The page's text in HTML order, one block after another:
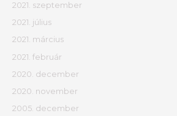
2021. szeptember
2021. július
2021. március
2021. február
2020. december
2020. november
2005. december